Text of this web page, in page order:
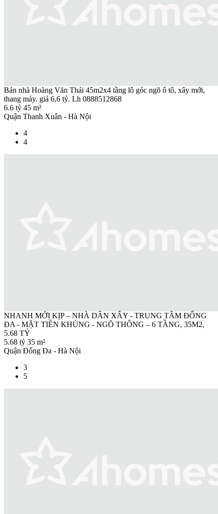
Bán nhà Hoàng Văn Thái 45m2x4 tầng lô góc ngõ ô tô, xây mới,
thang máy. giá 6,6 tỷ. Lh 0888512868
6.6 tỷ 45 m²
Quận Thanh Xuân - Hà Nội
4
4
NHANH MỚI KỊP – NHÀ DÂN XÂY - TRUNG TÂM ĐỐNG
ĐA - MẶT TIỀN KHỦNG - NGÕ THÔNG – 6 TẦNG, 35M2,
5.68 TỶ
5.68 tỷ 35 m²
Quận Đống Đa - Hà Nội
3
5